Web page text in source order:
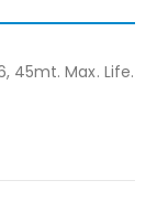
45mt. Max. Life.